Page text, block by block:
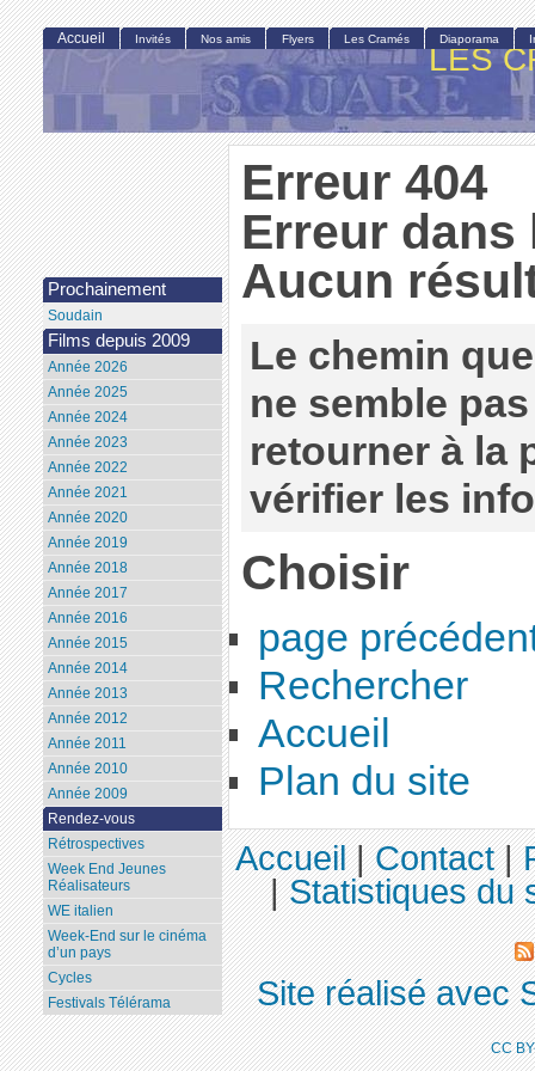
LES
Erreur 404
Erreur dans
Aucun
Le chemin
ne semble
retourner à la
vérifier les
Choisir
page
Rechercher
Accueil
Plan du site
Accueil Invités Nos amis Flyers Les Cramés Diaporama
Prochainement
Soudain
Films depuis 2009
Année 2026
Année 2025
Année 2024
Année 2023
Année 2022
Année 2021
Année 2020
Année 2019
Année 2018
Année 2017
Année 2016
Année 2015
Année 2014
Année 2013
Année 2012
Année 2011
Année 2010
Année 2009
Rendez-vous
Rétrospectives
Week End Jeunes
Réalisateurs
WE italien
Week-End sur le cinéma
d’un pays
Cycles
Festivals Télérama
Accueil|Contact|
|Statistiques du
Site réalisé avec
CC